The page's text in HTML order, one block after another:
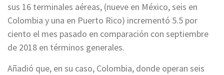
sus 16 terminales aéreas, (nueve en México, seis en
Colombia y una en Puerto Rico) incrementó 5.5 por
ciento el mes pasado en comparación con septiembre
de 2018 en términos generales.
Añadió que, en su caso, Colombia, donde operan seis